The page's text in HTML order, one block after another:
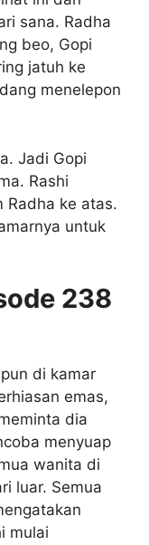
sana. Radha
beo, Gopi
jatuh ke
menelepon
Jadi Gopi
Rashi
Radha ke atas.
untuk
238
di kamar
emas,
dia
menyuap
wanita di
luar. Semua
mulai